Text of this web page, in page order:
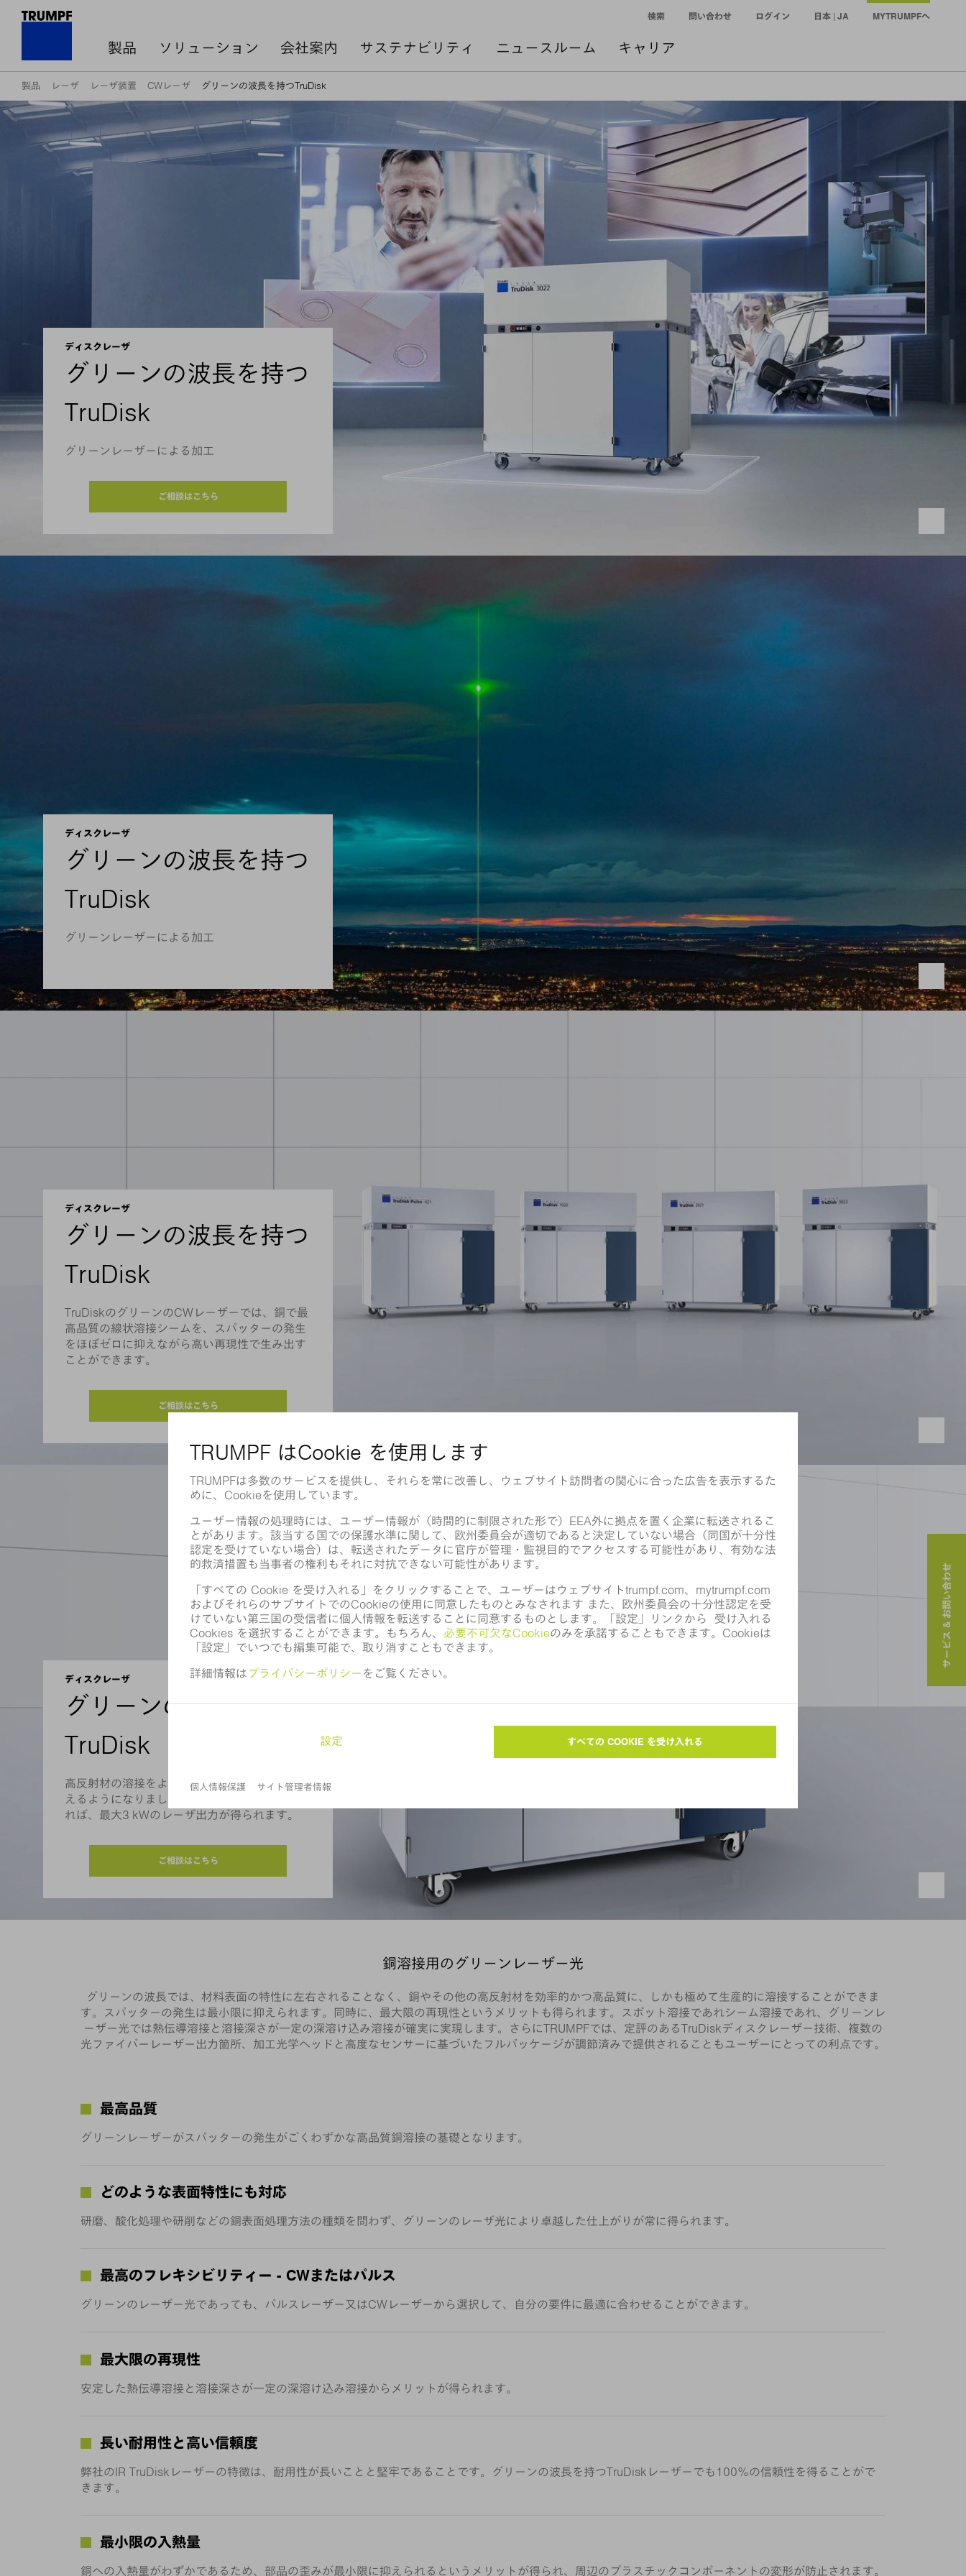
製品 ソリューション 会社案内 サステナビリティ ニュースルーム キャリア
検索 問い合わせ ログイン 日本 | JA MYTRUMPFへ
製品 レーザ レーザ装置 CWレーザ グリーンの波長を持つTruDisk
ディスクレーザ
グリーンの波長を持つ
TruDisk
グリーンレーザーによる加工
ご相談はこちら
ディスクレーザ
グリーンの波長を持つ
TruDisk
グリーンレーザーによる加工
ディスクレーザ
グリーンの波長を持つ
TruDisk
TruDiskのグリーンのCWレーザーでは、銅で最
高品質の線状溶接シームを、スパッターの発生
をほぼゼロに抑えながら高い再現性で生み出す
ことができます。
ご相談はこちら
ディスクレーザ
グリーンの波長を持つ
TruDisk
高反射材の溶接をより一層高いレーザ出力で行
えるようになりました。TruDisk 3022を使用す
れば、最大3 kWのレーザ出力が得られます。
ご相談はこちら
銅溶接用のグリーンレーザー光
グリーンの波長では、材料表面の特性に左右されることなく、銅やその他の高反射材を効率的かつ高品質に、しかも極めて生産的に溶接することができま
す。スパッターの発生は最小限に抑えられます。同時に、最大限の再現性というメリットも得られます。スポット溶接であれシーム溶接であれ、グリーンレ
ーザー光では熱伝導溶接と溶接深さが一定の深溶け込み溶接が確実に実現します。さらにTRUMPFでは、定評のあるTruDiskディスクレーザー技術、複数の
光ファイバーレーザー出力箇所、加工光学ヘッドと高度なセンサーに基づいたフルパッケージが調節済みで提供されることもユーザーにとっての利点です。
最高品質
グリーンレーザーがスパッターの発生がごくわずかな高品質銅溶接の基礎となります。
どのような表面特性にも対応
研磨、酸化処理や研削などの銅表面処理方法の種類を問わず、グリーンのレーザ光により卓越した仕上がりが常に得られます。
最高のフレキシビリティー - CWまたはパルス
グリーンのレーザー光であっても、パルスレーザー又はCWレーザーから選択して、自分の要件に最適に合わせることができます。
最大限の再現性
安定した熱伝導溶接と溶接深さが一定の深溶け込み溶接からメリットが得られます。
長い耐用性と高い信頼度
弊社のIR TruDiskレーザーの特徴は、耐用性が長いことと堅牢であることです。グリーンの波長を持つTruDiskレーザーでも100％の信頼性を得ることがで
きます。
最小限の入熱量
銅への入熱量がわずかであるため、部品の歪みが最小限に抑えられるというメリットが得られ、周辺のプラスチックコンポーネントの変形が防止されます。
サービス & お問い合わせ